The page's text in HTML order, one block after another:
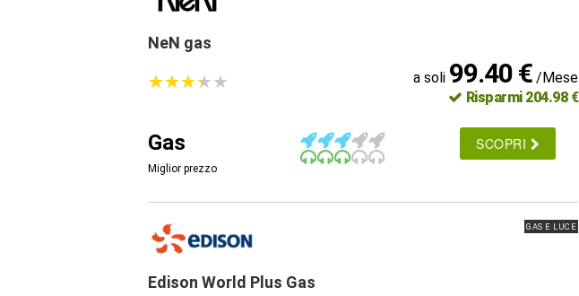
NeN gas
★★★★★
★★★★★ a soli 99.40 € /Mese
Risparmi 204.98 €
Gas
Miglior prezzo
SCOPRI
GAS E LUCE
Edison World Plus Gas